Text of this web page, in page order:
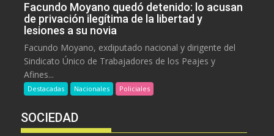
Facundo Moyano quedó detenido: lo acusan
de privación ilegítima de la libertad y
lesiones a su novia
Facundo Moyano, exdiputado nacional y dirigente del
Sindicato Único de Trabajadores de los Peajes y
Afines...
Destacadas Nacionales Policiales
SOCIEDAD